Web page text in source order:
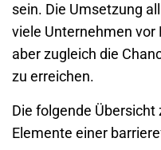
sein. Die Umsetzung
viele Unternehmen
aber zugleich die
zu erreichen.
Die folgende
Elemente einer